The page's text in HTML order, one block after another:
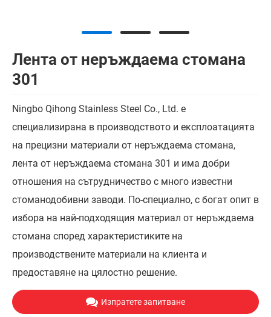
Лента от неръждаема стомана
301
Ningbo Qihong Stainless Steel Co., Ltd. е
специализирана в производството и експлоатацията
на прецизни материали от неръждаема стомана,
лента от неръждаема стомана 301 и има добри
отношения на сътрудничество с много известни
стоманодобивни заводи. По-специално, с богат опит в
избора на най-подходящия материал от неръждаема
стомана според характеристиките на
производствените материали на клиента и
предоставяне на цялостно решение.
Изпратете запитване